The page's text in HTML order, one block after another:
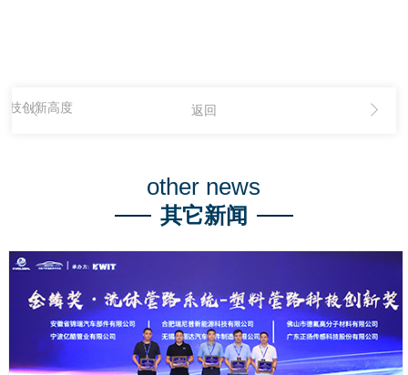
返回
技创新高度
other news
其它新闻